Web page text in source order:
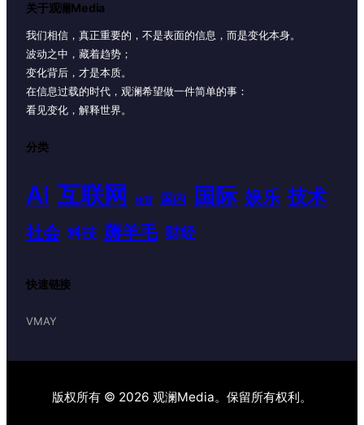
关于观澜Media
我们相信，真正重要的，不是表面的信息，而是变化本身。
波动之中，藏着趋势；
变化背后，才是本质。
在信息过载的时代，观澜希望做一件简单的事：
看见变化，解释世界。
分类
AI 互联网 体育 国内 国际 娱乐 技术
社会 科技 薅羊毛 财经
快速链接
VMAY
版权所有 © 2026 观澜Media。保留所有权利。